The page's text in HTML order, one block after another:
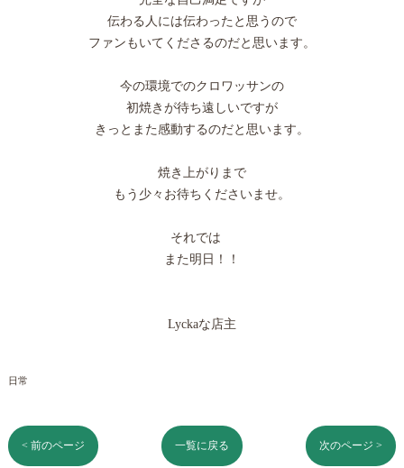
伝わる人には伝わったと思うので
ファンもいてくださるのだと思います。
今の環境でのクロワッサンの
初焼きが待ち遠しいですが
きっとまた感動するのだと思います。
焼き上がりまで
もう少々お待ちくださいませ。
それでは
また明日！！
Lyckaな店主
日常
< 前のページ 一覧に戻る 次のページ >